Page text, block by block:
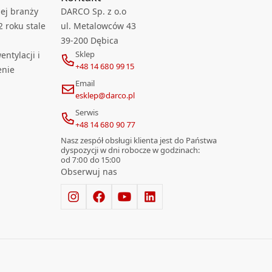
branży
roku stale
i
DARCO Sp. z o.o
ul. Metalowców 43
39-200 Dębica
Sklep
+48 14 680 99 15
Email
esklep@darco.pl
Serwis
+48 14 680 90 77
Nasz zespół obsługi klienta jest do Państwa
dyspozycji w dni robocze w godzinach:
od 7:00 do 15:00
Obserwuj nas